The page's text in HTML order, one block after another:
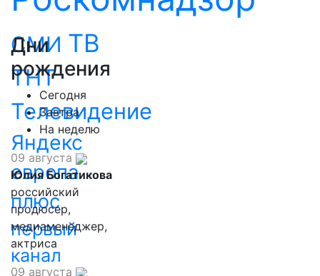
СМИ ТВ
ТНТ
Телевидение
Яндекс
европа
плюс
первый
канал
Дни
рождения
Сегодня
Завтра
На неделю
09 августа
Юлия Богатикова
российский
продюсер,
медиаменеджер,
актриса
09 августа